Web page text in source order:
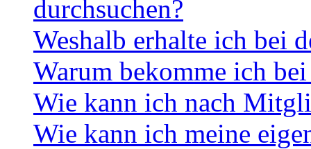
durchsuchen?
Weshalb erhalte ich bei
Warum bekomme ich
Wie kann ich nach
Wie kann ich meine